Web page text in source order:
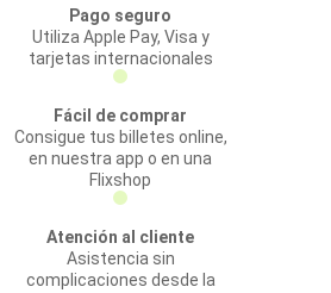
Pago seguro
Utiliza Apple Pay, Visa y
tarjetas internacionales
Fácil de comprar
Consigue tus billetes online,
en nuestra app o en una
Flixshop
Atención al cliente
Asistencia sin
complicaciones desde la